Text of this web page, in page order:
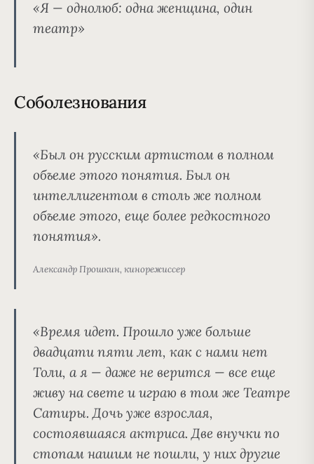
«Я — однолюб: одна женщина, один
театр»
Соболезнования
«Был он русским артистом в полном
объеме этого понятия. Был он
интеллигентом в столь же полном
объеме этого, еще более редкостного
понятия».
Александр Прошкин, кинорежиссер
«Время идет. Прошло уже больше
двадцати пяти лет, как с нами нет
Толи, а я — даже не верится — все еще
живу на свете и играю в том же Театре
Сатиры. Дочь уже взрослая,
состоявшаяся актриса. Две внучки по
стопам нашим не пошли, у них другие